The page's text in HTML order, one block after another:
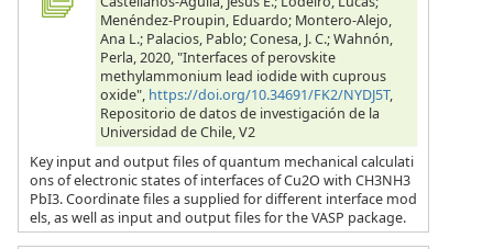
Menéndez-Proupin, Eduardo; Montero-Alejo,
Ana L.; Palacios, Pablo; Conesa, J. C.; Wahnón,
Perla, 2020, "Interfaces of perovskite
methylammonium lead iodide with cuprous
oxide", https://doi.org/10.34691/FK2/NYDJ5T,
Repositorio de datos de investigación de la
Universidad de Chile, V2
Key input and output files of quantum mechanical calculati
ons of electronic states of interfaces of Cu2O with CH3NH3
PbI3. Coordinate files a supplied for different interface mod
els, as well as input and output files for the VASP package.